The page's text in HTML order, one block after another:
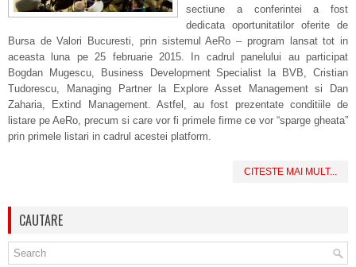
sectiune a conferintei a fost
dedicata oportunitatilor oferite de
Bursa de Valori Bucuresti, prin sistemul AeRo – program lansat tot in
aceasta luna pe 25 februarie 2015. In cadrul panelului au participat
Bogdan Mugescu, Business Development Specialist la BVB, Cristian
Tudorescu, Managing Partner la Explore Asset Management si Dan
Zaharia, Extind Management. Astfel, au fost prezentate conditiile de
listare pe AeRo, precum si care vor fi primele firme ce vor “sparge gheata”
prin primele listari in cadrul acestei platform.
CITESTE MAI MULT...
CAUTARE